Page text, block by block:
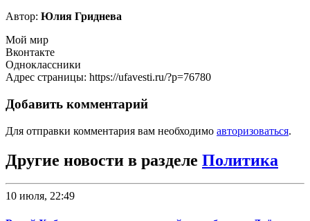
Автор: Юлия Гриднева
Мой мир
Вконтакте
Одноклассники
Адрес страницы: https://ufavesti.ru/?p=76780
Добавить комментарий
Для отправки комментария вам необходимо авторизоваться.
Другие новости в разделе Политика
10 июля, 22:49